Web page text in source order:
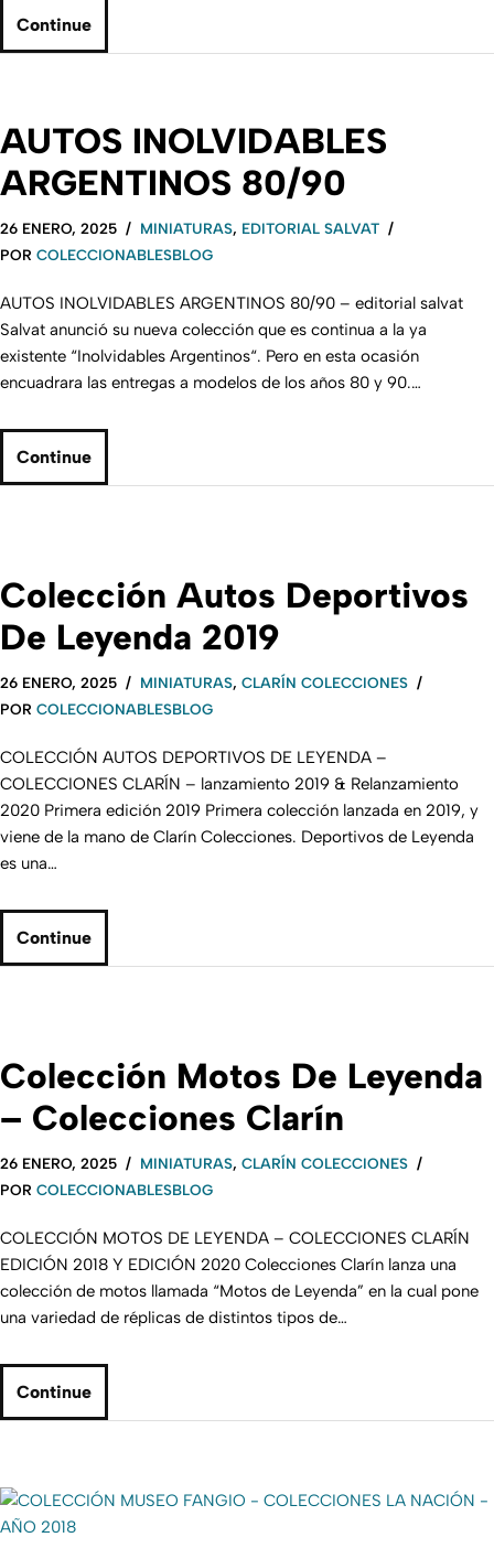
Continue
AUTOS INOLVIDABLES
ARGENTINOS 80/90
26 ENERO, 2025 MINIATURAS, EDITORIAL SALVAT
POR COLECCIONABLESBLOG
AUTOS INOLVIDABLES ARGENTINOS 80/90 – editorial salvat
Salvat anunció su nueva colección que es continua a la ya
existente “Inolvidables Argentinos“. Pero en esta ocasión
encuadrara las entregas a modelos de los años 80 y 90.…
Continue
Colección Autos Deportivos
De Leyenda 2019
26 ENERO, 2025 MINIATURAS, CLARÍN COLECCIONES
POR COLECCIONABLESBLOG
COLECCIÓN AUTOS DEPORTIVOS DE LEYENDA –
COLECCIONES CLARÍN – lanzamiento 2019 & Relanzamiento
2020 Primera edición 2019 Primera colección lanzada en 2019, y
viene de la mano de Clarín Colecciones. Deportivos de Leyenda
es una…
Continue
Colección Motos De Leyenda
– Colecciones Clarín
26 ENERO, 2025 MINIATURAS, CLARÍN COLECCIONES
POR COLECCIONABLESBLOG
COLECCIÓN MOTOS DE LEYENDA – COLECCIONES CLARÍN
EDICIÓN 2018 Y EDICIÓN 2020 Colecciones Clarín lanza una
colección de motos llamada “Motos de Leyenda” en la cual pone
una variedad de réplicas de distintos tipos de…
Continue